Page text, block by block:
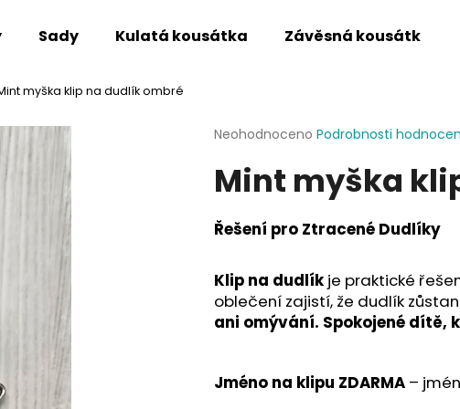
Sady Kulatá kousátka Závěsná kousátka
myška klip na dudlík ombré
Průměrné
produktu
je
z
5
Neohodnoceno Podrobnosti
Mint myška
Řešení pro Ztracené Dudlíky
Klip na dudlík je praktické
oblečení zajistí, že dudlík
ani omývání. Spokojené dítě,
Jméno na klipu ZDARMA –
Co potřebujete najít?
HLEDAT
Doporučujeme